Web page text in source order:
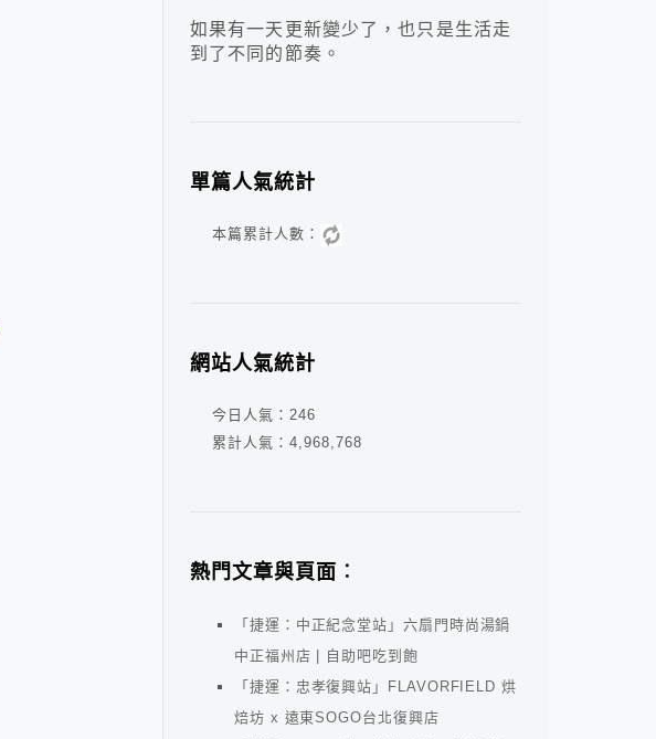
如果有一天更新變少了，也只是生活走
到了不同的節奏。
單篇人氣統計
本篇累計人數：
網站人氣統計
今日人氣： 246
累計人氣： 4,968,768
熱門文章與頁面︰
「捷運：中正紀念堂站」六扇門時尚湯鍋
中正福州店 | 自助吧吃到飽
「捷運：忠孝復興站」FLAVORFIELD 烘
焙坊 x 遠東SOGO台北復興店